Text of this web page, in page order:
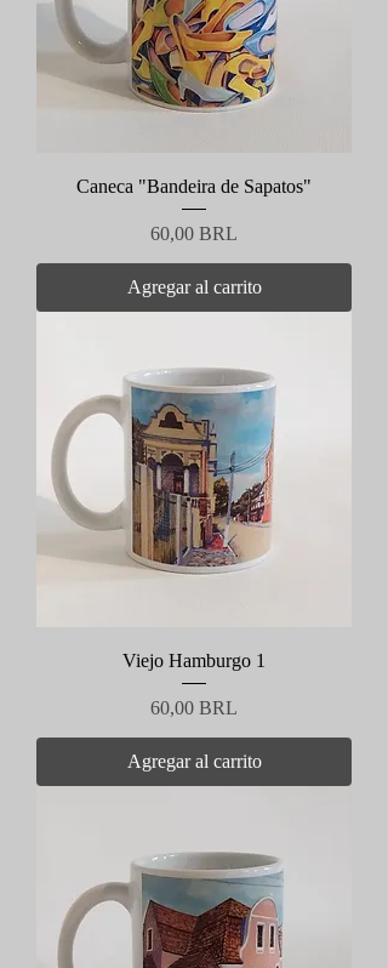
Caneca "Bandeira de Sapatos"
Precio
60,00 BRL
Agregar al carrito
Viejo Hamburgo 1
Precio
60,00 BRL
Agregar al carrito